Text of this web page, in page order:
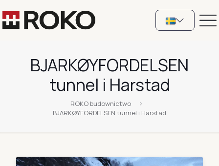
BJARKØYFORDELSEN
tunnel i Harstad
ROKO budownictwo
BJARKØYFORDELSEN tunnel i Harstad